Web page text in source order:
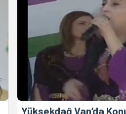
Yüksekdağ Van’da